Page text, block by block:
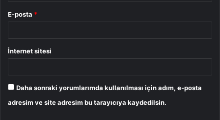
E-posta *
İnternet sitesi
Daha sonraki yorumlarımda kullanılması için adım, e-posta
adresim ve site adresim bu tarayıcıya kaydedilsin.